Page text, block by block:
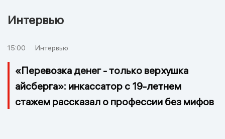
Интервью
15:00 Интервью
«Перевозка денег - только верхушка
айсберга»: инкассатор с 19-летнем
стажем рассказал о профессии без мифов